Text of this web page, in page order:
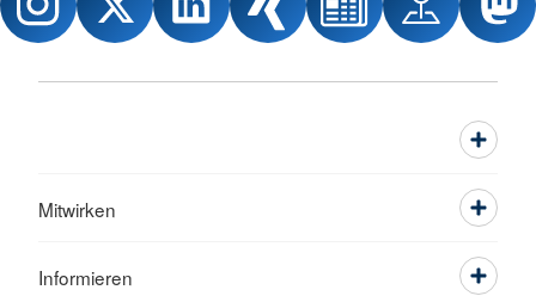
Mitwirken
Informieren